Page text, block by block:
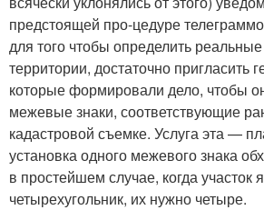
предстоящей про-цедуре
для того чтобы определить
территории, достаточно пригласить
которые формировали дело, чтобы
межевые знаки, соответствующие
кадастровой съемке. Услуга эта —
установка одного межевого знака
в простейшем случае, когда участок
четырехугольник, их нужно четыре.